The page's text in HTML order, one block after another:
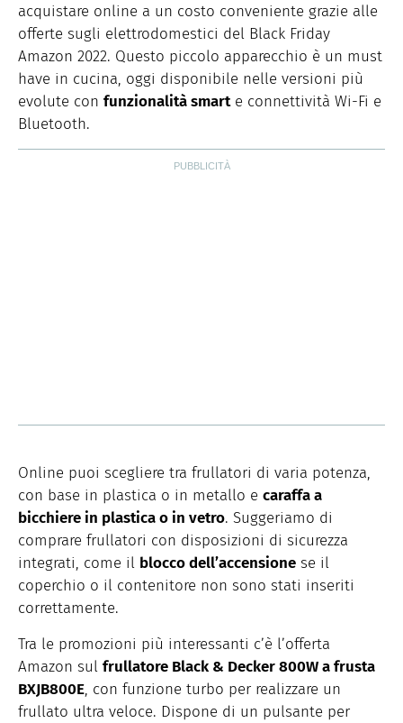
acquistare online a un costo conveniente grazie alle
offerte sugli elettrodomestici del Black Friday
Amazon 2022. Questo piccolo apparecchio è un must
have in cucina, oggi disponibile nelle versioni più
evolute con funzionalità smarte connettività Wi-Fi e
Bluetooth.
Online puoi scegliere tra frullatori di varia potenza,
con base in plastica o in metallo e caraffa a
bicchiere in plastica o in vetro. Suggeriamo di
comprare frullatori con disposizioni di sicurezza
integrati, come il blocco dell’accensione se il
coperchio o il contenitore non sono stati inseriti
correttamente.
Tra le promozioni più interessanti c’è l’offerta
Amazon sul frullatore Black & Decker 800W a frusta
BXJB800E, con funzione turbo per realizzare un
frullato ultra veloce. Dispone di un pulsante per